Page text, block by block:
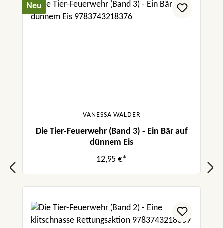
Neu
VANESSA WALDER
Die Tier-Feuerwehr (Band 3) - Ein Bär auf
dünnem Eis
12,95 €*